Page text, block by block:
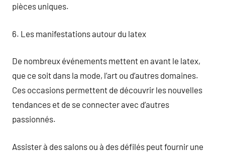
pièces uniques.
6. Les manifestations autour du latex
De nombreux événements mettent en avant le latex,
que ce soit dans la mode, l’art ou d’autres domaines.
Ces occasions permettent de découvrir les nouvelles
tendances et de se connecter avec d’autres
passionnés.
Assister à des salons ou à des défilés peut fournir une